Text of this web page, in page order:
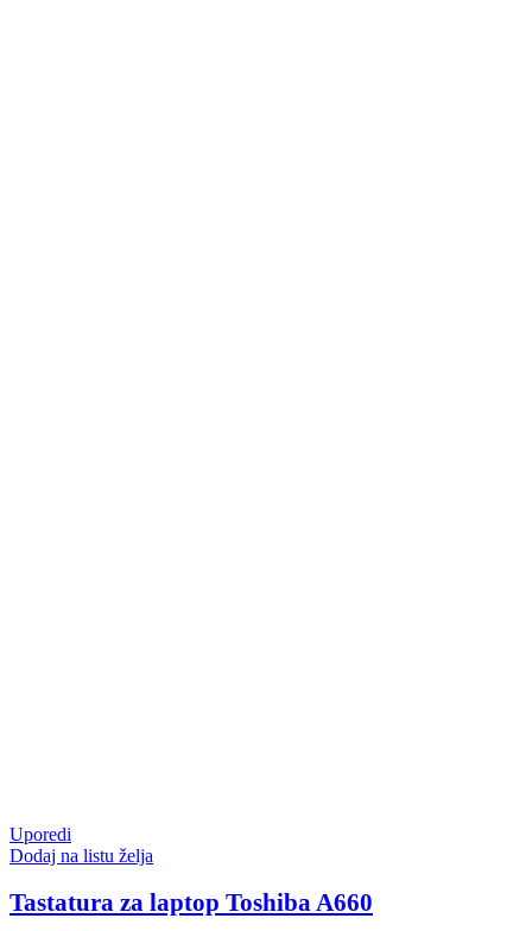
Uporedi
Dodaj na listu želja
Tastatura za laptop Toshiba A660